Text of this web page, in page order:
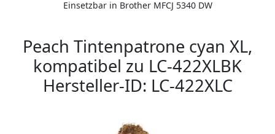
Einsetzbar in Brother MFCJ 5340 DW
Peach Tintenpatrone cyan XL,
kompatibel zu LC-422XLBK
Hersteller-ID: LC-422XLC